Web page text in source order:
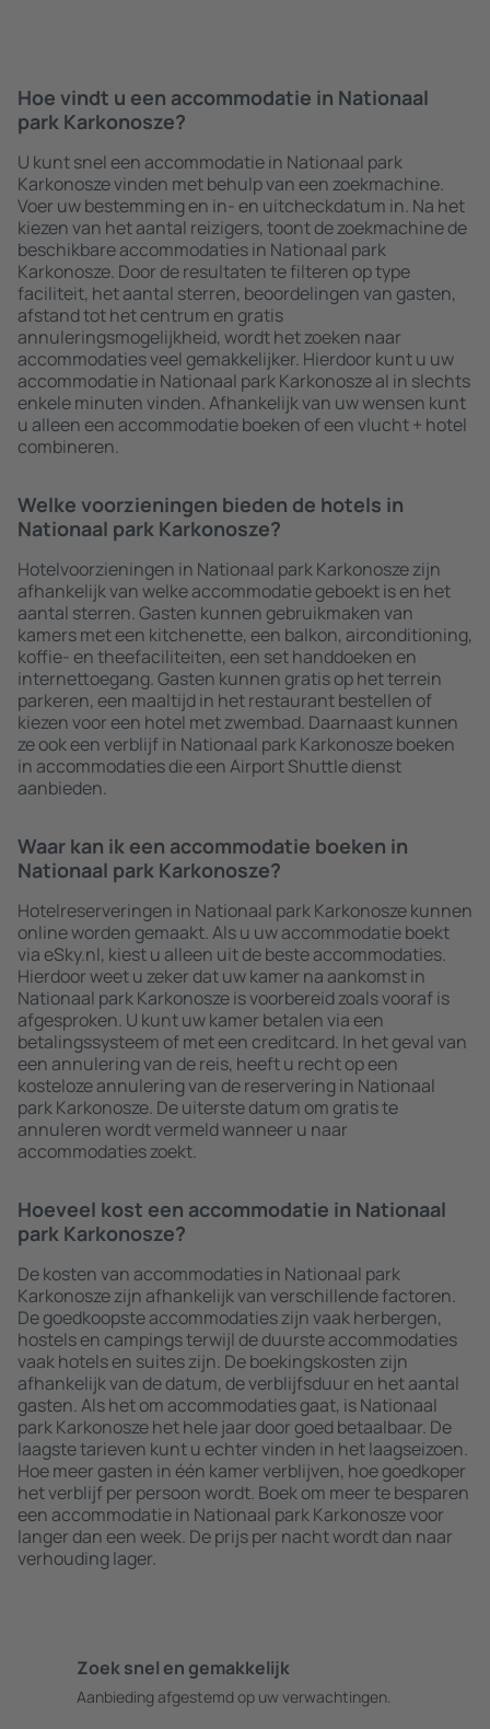
Hoe vindt u een accommodatie in Nationaal
park Karkonosze?
U kunt snel een accommodatie in Nationaal park
Karkonosze vinden met behulp van een zoekmachine.
Voer uw bestemming en in- en uitcheckdatum in. Na het
kiezen van het aantal reizigers, toont de zoekmachine de
beschikbare accommodaties in Nationaal park
Karkonosze. Door de resultaten te filteren op type
faciliteit, het aantal sterren, beoordelingen van gasten,
afstand tot het centrum en gratis
annuleringsmogelijkheid, wordt het zoeken naar
accommodaties veel gemakkelijker. Hierdoor kunt u uw
accommodatie in Nationaal park Karkonosze al in slechts
enkele minuten vinden. Afhankelijk van uw wensen kunt
u alleen een accommodatie boeken of een vlucht + hotel
combineren.
Welke voorzieningen bieden de hotels in
Nationaal park Karkonosze?
Hotelvoorzieningen in Nationaal park Karkonosze zijn
afhankelijk van welke accommodatie geboekt is en het
aantal sterren. Gasten kunnen gebruikmaken van
kamers met een kitchenette, een balkon, airconditioning,
koffie- en theefaciliteiten, een set handdoeken en
internettoegang. Gasten kunnen gratis op het terrein
parkeren, een maaltijd in het restaurant bestellen of
kiezen voor een hotel met zwembad. Daarnaast kunnen
ze ook een verblijf in Nationaal park Karkonosze boeken
in accommodaties die een Airport Shuttle dienst
aanbieden.
Waar kan ik een accommodatie boeken in
Nationaal park Karkonosze?
Hotelreserveringen in Nationaal park Karkonosze kunnen
online worden gemaakt. Als u uw accommodatie boekt
via eSky.nl, kiest u alleen uit de beste accommodaties.
Hierdoor weet u zeker dat uw kamer na aankomst in
Nationaal park Karkonosze is voorbereid zoals vooraf is
afgesproken. U kunt uw kamer betalen via een
betalingssysteem of met een creditcard. In het geval van
een annulering van de reis, heeft u recht op een
kosteloze annulering van de reservering in Nationaal
park Karkonosze. De uiterste datum om gratis te
annuleren wordt vermeld wanneer u naar
accommodaties zoekt.
Hoeveel kost een accommodatie in Nationaal
park Karkonosze?
De kosten van accommodaties in Nationaal park
Karkonosze zijn afhankelijk van verschillende factoren.
De goedkoopste accommodaties zijn vaak herbergen,
hostels en campings terwijl de duurste accommodaties
vaak hotels en suites zijn. De boekingskosten zijn
afhankelijk van de datum, de verblijfsduur en het aantal
gasten. Als het om accommodaties gaat, is Nationaal
park Karkonosze het hele jaar door goed betaalbaar. De
laagste tarieven kunt u echter vinden in het laagseizoen.
Hoe meer gasten in één kamer verblijven, hoe goedkoper
het verblijf per persoon wordt. Boek om meer te besparen
een accommodatie in Nationaal park Karkonosze voor
langer dan een week. De prijs per nacht wordt dan naar
verhouding lager.
Zoek snel en gemakkelijk
Aanbieding afgestemd op uw verwachtingen.